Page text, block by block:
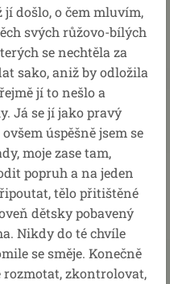
došlo, o čem mluvím,
svých růžovo-bílých
se nechtěla za
sako, aniž by odložila
jí to nešlo a
Já se jí jako pravý
úspěšně jsem se
moje zase tam,
popruh a na jeden
tělo přitištěné
dětsky pobavený
Nikdy do té chvíle
se směje. Konečně
rozmotat, zkontrolovat,